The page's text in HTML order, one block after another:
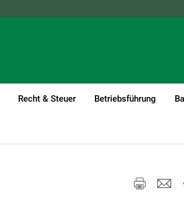
Recht & Steuer Betriebsführung